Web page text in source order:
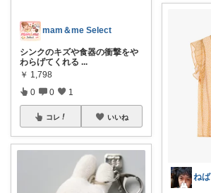
mam＆me Select
シンクのキズや食器の衝撃をや
わらげてくれる ...
￥ 1,798
0 0 1
コレ いいね